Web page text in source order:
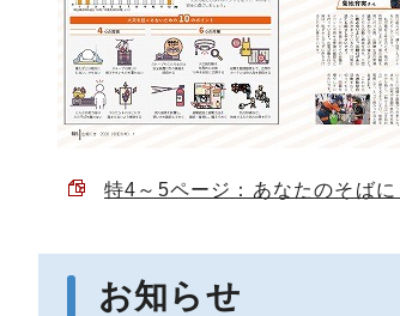
特4～5ページ：あなたのそば
お知らせ